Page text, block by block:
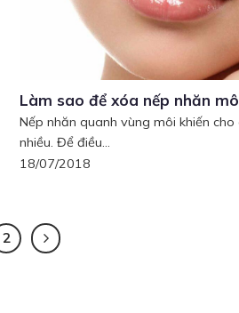
Làm sao để xóa nếp nhăn
Nếp nhăn quanh vùng môi khiến
nhiều. Để điều...
18/07/2018
2